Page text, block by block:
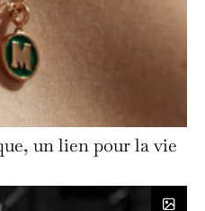
un lien pour la vie